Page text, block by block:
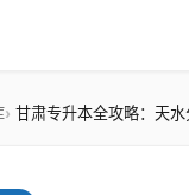
甘肃专升本全攻略：天